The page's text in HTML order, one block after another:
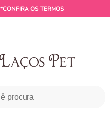
*CONFIRA OS TERMOS